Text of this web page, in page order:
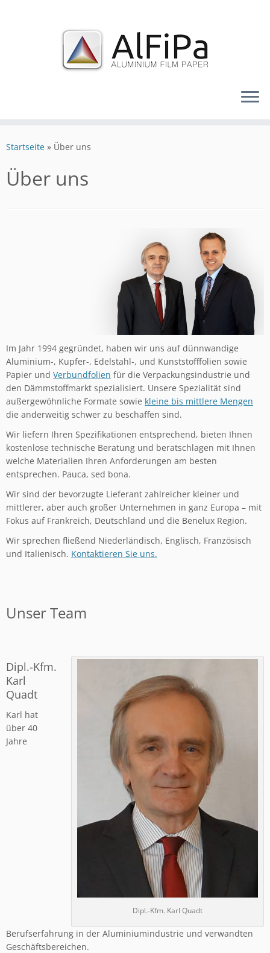
Inhalt
Startseite » Über uns
Über uns
Im Jahr 1994 gegründet, haben wir uns auf dünnwandige
Aluminium-, Kupfer-, Edelstahl-, und Kunststofffolien sowie
Papier und Verbundfolien für die Verpackungsindustrie und
den Dämmstoffmarkt spezialisiert. Unsere Spezialität sind
außergewöhnliche Formate sowie kleine bis mittlere Mengen
die anderweitig schwer zu beschaffen sind.
Wir liefern Ihren Spezifikationen entsprechend, bieten Ihnen
kostenlose technische Beratung und beratschlagen mit Ihnen
welche Materialien Ihren Anforderungen am besten
entsprechen. Pauca, sed bona.
Wir sind der bevorzugte Lieferant zahlreicher kleiner und
mittlerer, aber auch großer Unternehmen in ganz Europa – mit
Fokus auf Frankreich, Deutschland und die Benelux Region.
Wir sprechen fließend Niederländisch, Englisch, Französisch
und Italienisch. Kontaktieren Sie uns.
Unser Team
Dipl.-Kfm. Karl Quadt
Dipl.-Kfm.
Karl
Quadt
Karl hat
über 40
Jahre
Berufserfahrung in der Aluminiumindustrie und verwandten
Geschäftsbereichen.